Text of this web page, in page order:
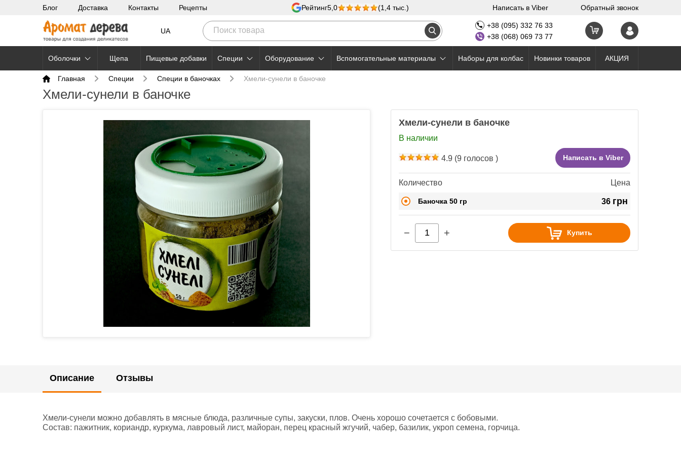
Блог Доставка Контакты Рецепты Рейтинг5,0 (1,4 тыс.) Написать в Viber Обратный звонок
UA
+38 (095) 332 76 33
+38 (068) 069 73 77
Оболочки Щепа Пищевые добавки Специи Оборудование Вспомогательные материалы Наборы для колбас Новинки товаров АКЦИЯ
Главная Специи Специи в баночках Хмели-сунели в баночке
Хмели-сунели в баночке
Хмели-сунели в баночке
В наличии
4.9 (9 голосов ) Написать в Viber
Количество Цена
Баночка 50 гр 36 грн
− + Купить
Описание Отзывы
Хмели-сунели можно добавлять в мясные блюда, различные супы, закуски, плов. Очень хорошо сочетается с бобовыми.
Состав: пажитник, кориандр, куркума, лавровый лист, майоран, перец красный жгучий, чабер, базилик, укроп семена, горчица.